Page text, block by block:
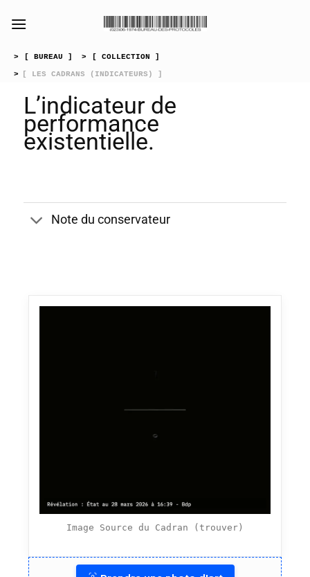
> [ BUREAU ] > [ COLLECTION ]
> [ LES CADRANS (INDICATEURS) ]
L’indicateur de
performance
existentielle.
Note du conservateur
Image Source du Cadran (trouver)